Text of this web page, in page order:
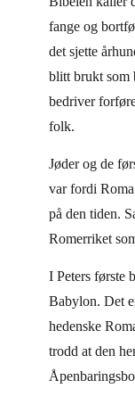
fange og
det sjette
blitt brukt som
bedriver
folk.
Jøder og de
var fordi
på den tiden.
Romerriket
I Peters første
Babylon. Det
hedenske
trodd at den